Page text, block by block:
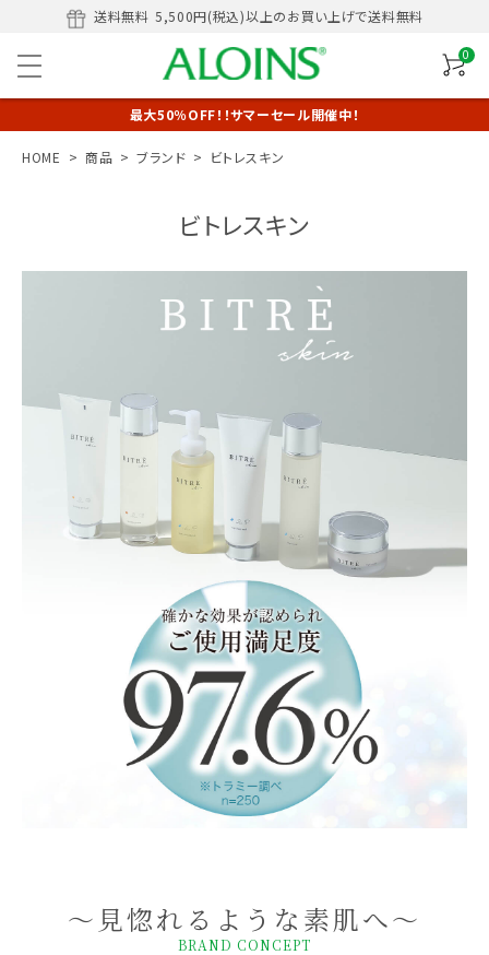
送料無料 5,500円(税込)以上のお買い上げで送料無料
0
最大50％OFF！！サマーセール開催中！
HOME 商品 ブランド ビトレスキン
ビトレスキン
～見惚れるような素肌へ～
BRAND CONCEPT